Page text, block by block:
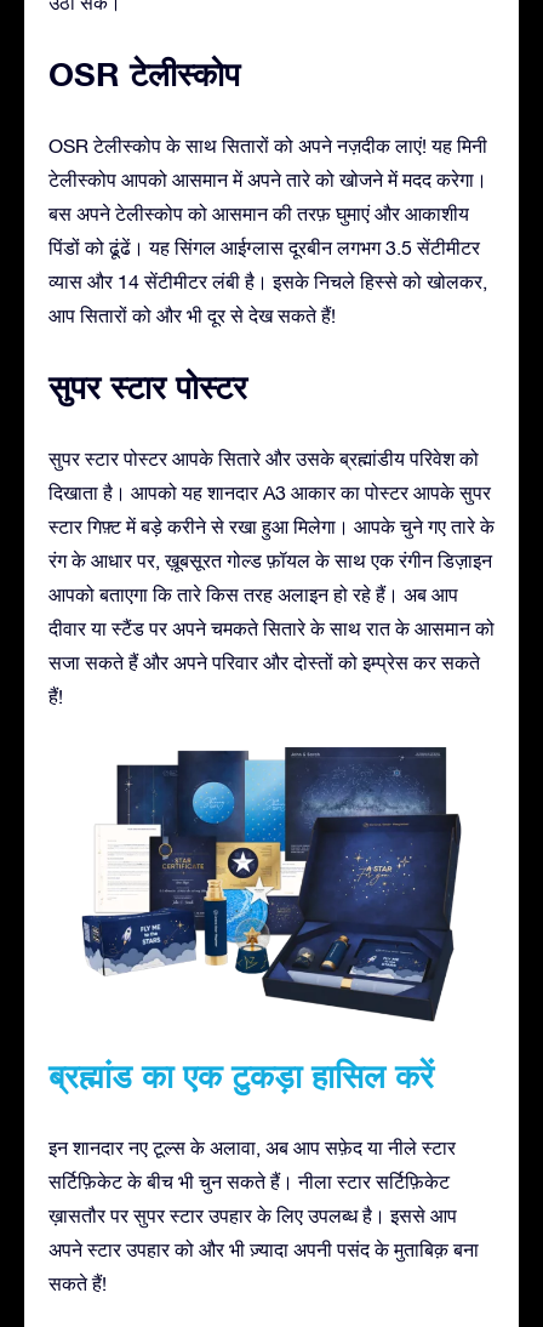
OSR टेलीस्कोप
OSR टेलीस्कोप के साथ सितारों को अपने नज़दीक लाएं! यह मिनी
टेलीस्कोप आपको आसमान में अपने तारे को खोजने में मदद करेगा।
बस अपने टेलीस्कोप को आसमान की तरफ़ घुमाएं और आकाशीय
पिंडों को ढूंढें। यह सिंगल आईग्लास दूरबीन लगभग 3.5 सेंटीमीटर
व्यास और 14 सेंटीमीटर लंबी है। इसके निचले हिस्से को खोलकर,
आप सितारों को और भी दूर से देख सकते हैं!
सुपर स्टार पोस्टर
सुपर स्टार पोस्टर आपके सितारे और उसके ब्रह्मांडीय परिवेश को
दिखाता है। आपको यह शानदार A3 आकार का पोस्टर आपके सुपर
स्टार गिफ़्ट में बड़े करीने से रखा हुआ मिलेगा। आपके चुने गए तारे के
रंग के आधार पर, ख़ूबसूरत गोल्ड फ़ॉयल के साथ एक रंगीन डिज़ाइन
आपको बताएगा कि तारे किस तरह अलाइन हो रहे हैं। अब आप
दीवार या स्टैंड पर अपने चमकते सितारे के साथ रात के आसमान को
सजा सकते हैं और अपने परिवार और दोस्तों को इम्प्रेस कर सकते
हैं!
ब्रह्मांड का एक टुकड़ा हासिल करें
इन शानदार नए टूल्स के अलावा, अब आप सफ़ेद या नीले स्टार
सर्टिफ़िकेट के बीच भी चुन सकते हैं। नीला स्टार सर्टिफ़िकेट
ख़ासतौर पर सुपर स्टार उपहार के लिए उपलब्ध है। इससे आप
अपने स्टार उपहार को और भी ज़्यादा अपनी पसंद के मुताबिक़ बना
सकते हैं!